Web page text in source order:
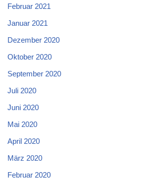
Februar 2021
Januar 2021
Dezember 2020
Oktober 2020
September 2020
Juli 2020
Juni 2020
Mai 2020
April 2020
März 2020
Februar 2020